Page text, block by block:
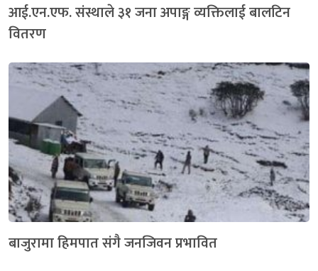
आई.एन.एफ. संस्थाले ३१ जना अपाङ्ग व्यक्तिलाई बालटिन
वितरण
बाजुरामा हिमपात संगै जनजिवन प्रभावित